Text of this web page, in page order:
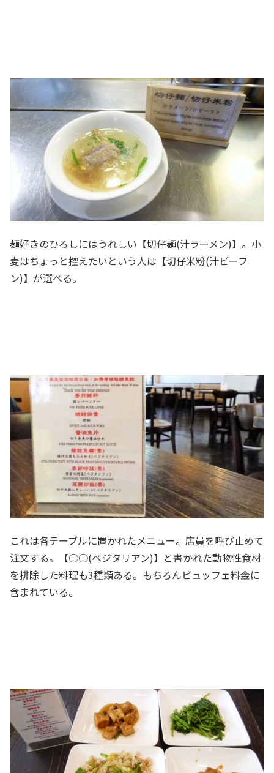
麺好きのひろしにはうれしい【切仔麺(汁ラーメン)】。小
麦はちょっと控えたいという人は【切仔米粉(汁ビーフ
ン)】が選べる。
これは各テーブルに置かれたメニュー。店員を呼び止めて
注文する。【○○(ベジタリアン)】と書かれた動物性食材
を排除した料理も3種類ある。もちろんビュッフェ料金に
含まれている。